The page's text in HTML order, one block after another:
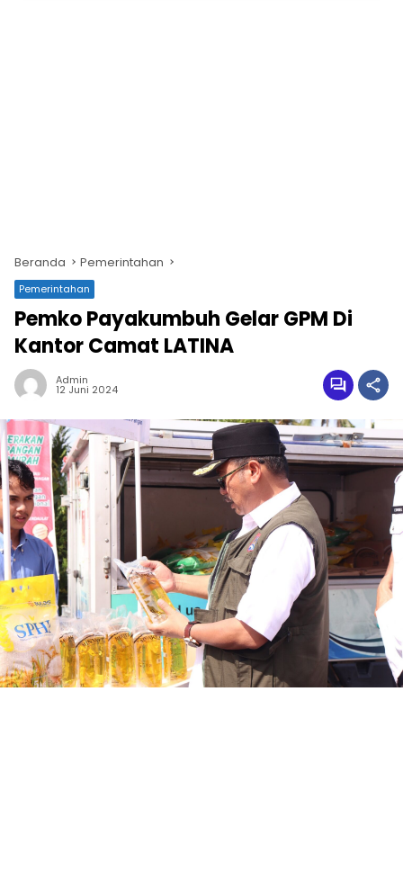
Beranda Pemerintahan
Pemerintahan
Pemko Payakumbuh Gelar GPM Di
Kantor Camat LATINA
Admin
12 Juni 2024